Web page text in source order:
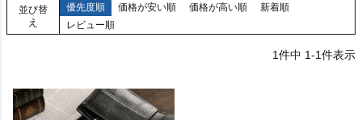
並び替
え
優先度順 価格が安い順 価格が高い順
新着順
レビュー順
1件中 1-1件表示